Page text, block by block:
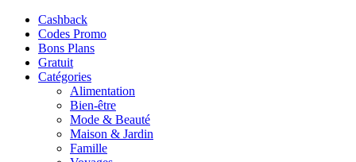
Cashback
Codes Promo
Bons Plans
Gratuit
Catégories
Alimentation
Bien-être
Mode & Beauté
Maison & Jardin
Famille